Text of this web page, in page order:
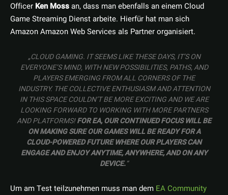
Officer Ken Mossan, dass man ebenfalls an einem Cloud
Game Streaming Dienst arbeite. Hierfür hat man sich
Amazon Amazon Web Services als Partner organisiert.
„CLOUD GAMING. IT SEEMS LIKE THESE DAYS, IT’S ON
EVERYONE’S MIND, WITH NEW POSSIBILITIES, PATHS, AND
PLAYERS EMERGING FROM ALL CORNERS OF THE
INDUSTRY. THE COLLECTIVE ENTHUSIASM AND ATTENTION
IN THIS SPACE COULDN’T BE MORE EXCITING AND WE ARE
LOOKING FORWARD TO WORKING WITH MORE PARTNERS
AND PLATFORMS!FOR EA, OUR CONTINUED FOCUS WILL BE
ON MAKING SURE OUR GAMES WILL BE READY FOR A
CLOUD-POWERED FUTURE WHERE OUR PLAYERS CAN
ENGAGE AND ENJOY ANYTIME, ANYWHERE, AND ON ANY
DEVICE.“
Um am Test teilzunehmen muss man dem EA Community